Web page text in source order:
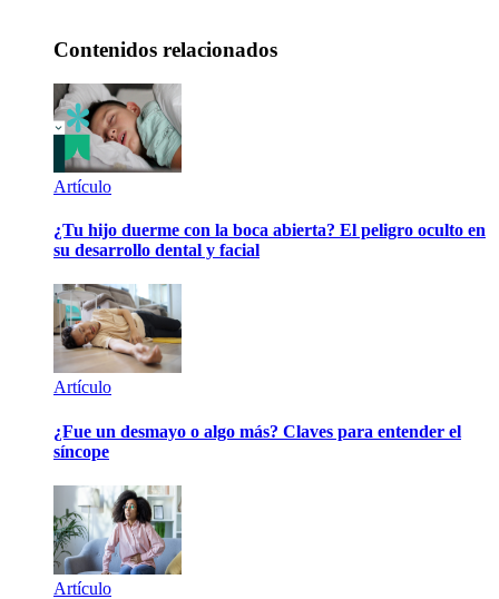
Contenidos relacionados
Artículo
¿Tu hijo duerme con la boca abierta? El peligro oculto en
su desarrollo dental y facial
Artículo
¿Fue un desmayo o algo más? Claves para entender el
síncope
Artículo